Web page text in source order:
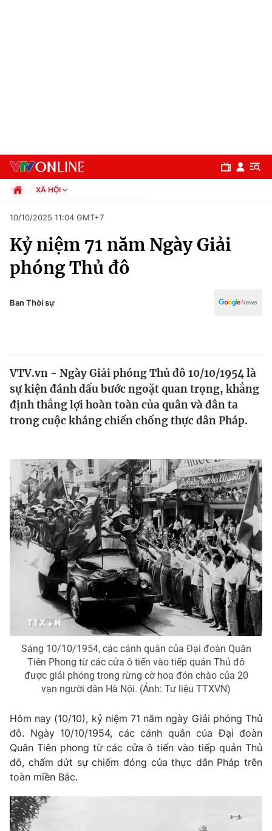
Chuyên mục
Chính trị
Y tế
Thế giới
Thế giới đó đây
Câu chuyện quốc tế
Tài chính
Thị trường
Góc doanh nghiệp
Dữ liệu và đời sống
Truyền hình
Phim VTV
Hậu trường
Nhân vật
Khán giả
Giải sao mai
Giải trí
Điện ảnh
Âm nhạc
Đời sống
Du lịch
Làm đẹp
Chất lượng cuộc sống
Giáo dục
Tuyển sinh
Học trực tuyến
Công nghệ
Hitech Công nghệ tương lai
Sản phẩm
Thị trường
Tư vấn
Lịch phát sóng
Chuyên mục khác
Emagazine
XÃ HỘI
Xã hội
Pháp luật
Kinh tế
Thể thao
Văn hóa - Giải trí
Giáo dục
10/10/2025 11:04 GMT+7
Kỷ niệm 71 năm Ngày Giải
phóng Thủ đô
Ban Thời sự
VTV.vn - Ngày Giải phóng Thủ đô 10/10/1954 là
sự kiện đánh dấu bước ngoặt quan trọng, khẳng
định thắng lợi hoàn toàn của quân và dân ta
trong cuộc kháng chiến chống thực dân Pháp.
Sáng 10/10/1954, các cánh quân của Đại đoàn Quân
Tiên Phong từ các cửa ô tiến vào tiếp quản Thủ đô
được giải phóng trong rừng cờ hoa đón chào của 20
vạn người dân Hà Nội. (Ảnh: Tư liệu TTXVN)
Hôm nay (10/10), kỷ niệm 71 năm ngày Giải phóng Thủ
đô. Ngày 10/10/1954, các cánh quân của Đại đoàn
Quân Tiên phong từ các cửa ô tiến vào tiếp quản Thủ
đô, chấm dứt sự chiếm đóng của thực dân Pháp trên
toàn miền Bắc.